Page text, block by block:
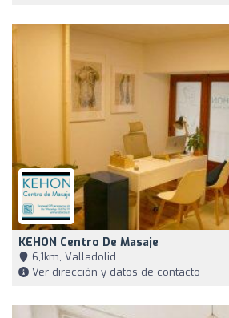
KEHON Centro De Masaje
6,1km, Valladolid
Ver dirección y datos de contacto